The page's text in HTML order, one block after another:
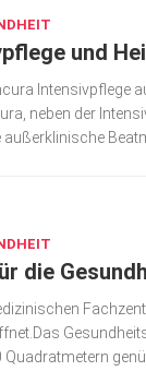
und
Intensivpflege
neben der
die
Quadrat­metern